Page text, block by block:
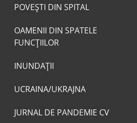
POVEŞTI DIN SPITAL
OAMENII DIN SPATELE
FUNCŢIILOR
INUNDAŢII
UCRAINA/UKRAJNA
JURNAL DE PANDEMIE CV